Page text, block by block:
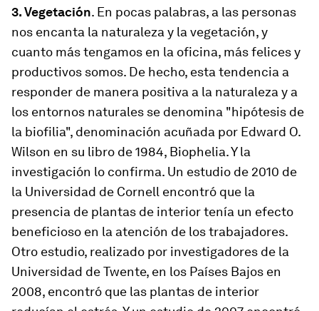
3. Vegetación. En pocas palabras, a las personas
nos encanta la naturaleza y la vegetación, y
cuanto más tengamos en la oficina, más felices y
productivos somos. De hecho, esta tendencia a
responder de manera positiva a la naturaleza y a
los entornos naturales se denomina "hipótesis de
la biofilia", denominación acuñada por Edward O.
Wilson en su libro de 1984, Biophelia. Y la
investigación lo confirma. Un estudio de 2010 de
la Universidad de Cornell encontró que la
presencia de plantas de interior tenía un efecto
beneficioso en la atención de los trabajadores.
Otro estudio, realizado por investigadores de la
Universidad de Twente, en los Países Bajos en
2008, encontró que las plantas de interior